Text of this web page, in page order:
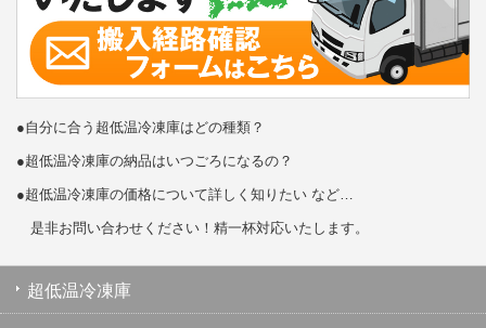
●自分に合う超低温冷凍庫はどの種類？
●超低温冷凍庫の納品はいつごろになるの？
●超低温冷凍庫の価格について詳しく知りたい など…
是非お問い合わせください！精一杯対応いたします。
超低温冷凍庫